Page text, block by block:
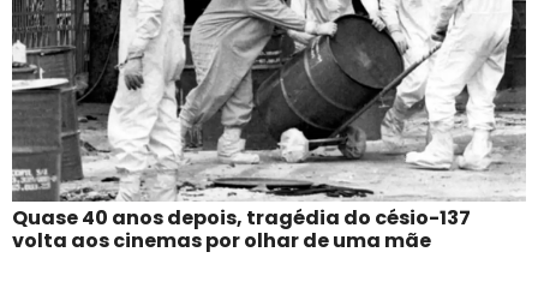
Quase 40 anos depois, tragédia do césio-137
volta aos cinemas por olhar de uma mãe